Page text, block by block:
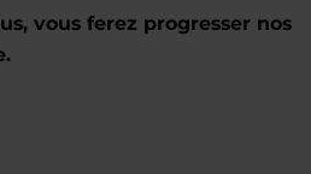
vous ferez progresser nos